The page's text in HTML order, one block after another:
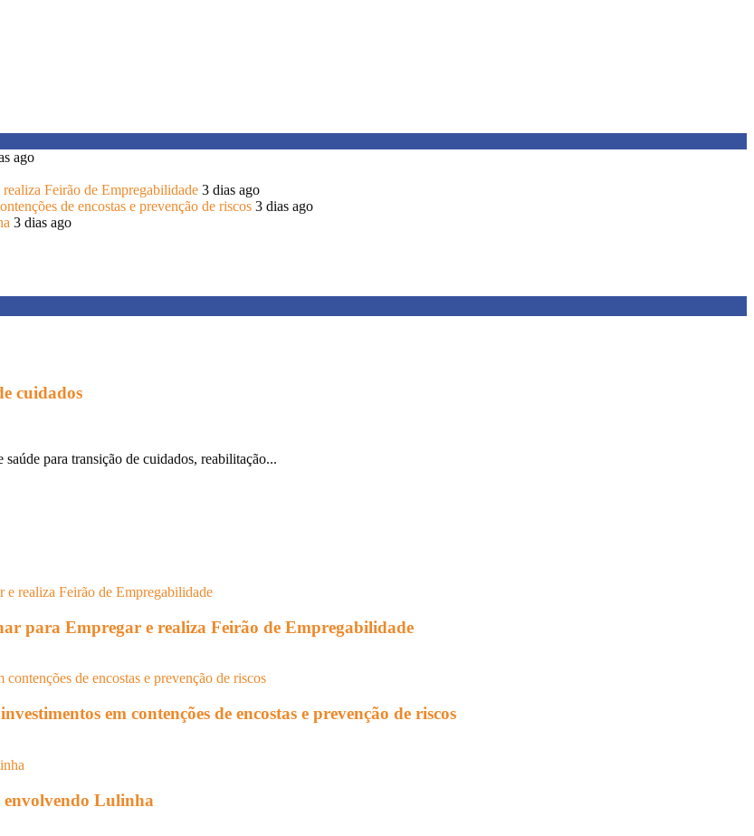
ago
Feirão de Empregabilidade 3 dias ago
de encostas e prevenção de riscos 3 dias ago
3 dias ago
cuidados
para transição de cuidados, reabilitação...
para Empregar e realiza Feirão de Empregabilidade
em contenções de encostas e prevenção de riscos
Lulinha